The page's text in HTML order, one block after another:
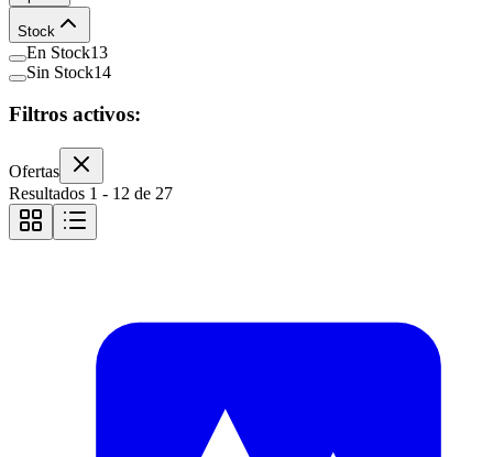
Stock
En Stock13
Sin Stock14
Filtros activos:
Ofertas
Resultados 1 - 12 de 27